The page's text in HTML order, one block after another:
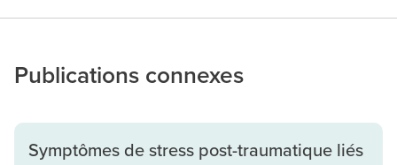
Publications connexes
Symptômes de stress post-traumatique liés